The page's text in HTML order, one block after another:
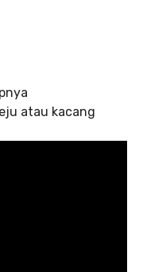
atau kacang